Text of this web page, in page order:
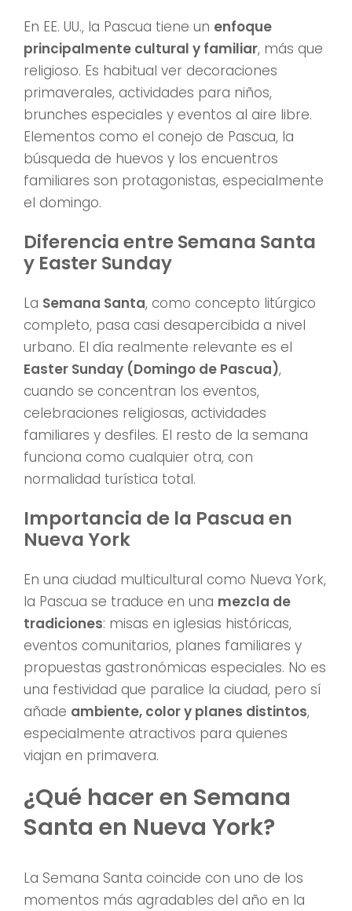
En EE. UU., la Pascua tiene un enfoque
principalmente cultural y familiar, más que
religioso. Es habitual ver decoraciones
primaverales, actividades para niños,
brunches especiales y eventos al aire libre.
Elementos como el conejo de Pascua, la
búsqueda de huevos y los encuentros
familiares son protagonistas, especialmente
el domingo.
Diferencia entre Semana Santa
y Easter Sunday
La Semana Santa, como concepto litúrgico
completo, pasa casi desapercibida a nivel
urbano. El día realmente relevante es el
Easter Sunday (Domingo de Pascua),
cuando se concentran los eventos,
celebraciones religiosas, actividades
familiares y desfiles. El resto de la semana
funciona como cualquier otra, con
normalidad turística total.
Importancia de la Pascua en
Nueva York
En una ciudad multicultural como Nueva York,
la Pascua se traduce en una mezcla de
tradiciones: misas en iglesias históricas,
eventos comunitarios, planes familiares y
propuestas gastronómicas especiales. No es
una festividad que paralice la ciudad, pero sí
añade ambiente, color y planes distintos,
especialmente atractivos para quienes
viajan en primavera.
¿Qué hacer en Semana
Santa en Nueva York?
La Semana Santa coincide con uno de los
momentos más agradables del año en la